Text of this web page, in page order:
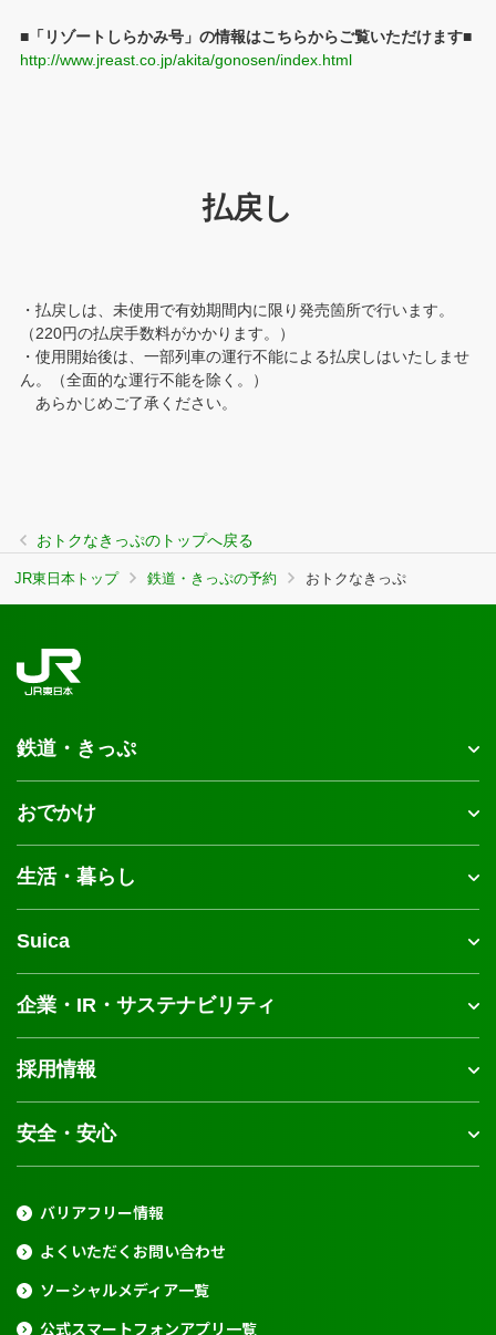
■「リゾートしらかみ号」の情報はこちらからご覧いただけます■
http://www.jreast.co.jp/akita/gonosen/index.html
払戻し
・払戻しは、未使用で有効期間内に限り発売箇所で行います。
（220円の払戻手数料がかかります。）
・使用開始後は、一部列車の運行不能による払戻しはいたしませ
ん。（全面的な運行不能を除く。）
あらかじめご了承ください。
おトクなきっぷのトップへ戻る
JR東日本トップ 鉄道・きっぷの予約 おトクなきっぷ
鉄道・きっぷ
おでかけ
生活・暮らし
Suica
企業・IR・サステナビリティ
採用情報
安全・安心
バリアフリー情報
よくいただくお問い合わせ
ソーシャルメディア一覧
公式スマートフォンアプリ一覧